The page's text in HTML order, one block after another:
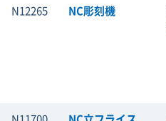
N12265 NC彫刻機